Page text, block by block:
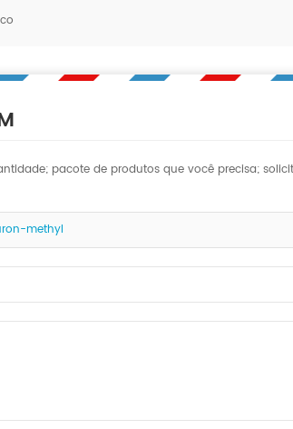
pacote de produtos que você precisa;
methyl